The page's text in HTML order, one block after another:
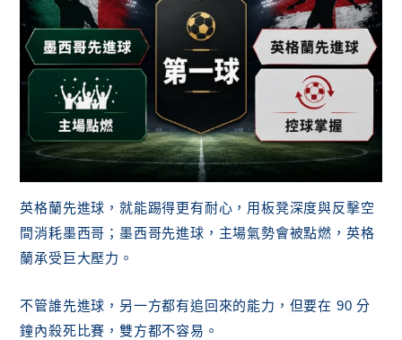
英格蘭先進球，就能踢得更有耐心，用板凳深度與反擊空
間消耗墨西哥；墨西哥先進球，主場氣勢會被點燃，英格
蘭承受巨大壓力。
不管誰先進球，另一方都有追回來的能力，但要在 90 分
鐘內殺死比賽，雙方都不容易。